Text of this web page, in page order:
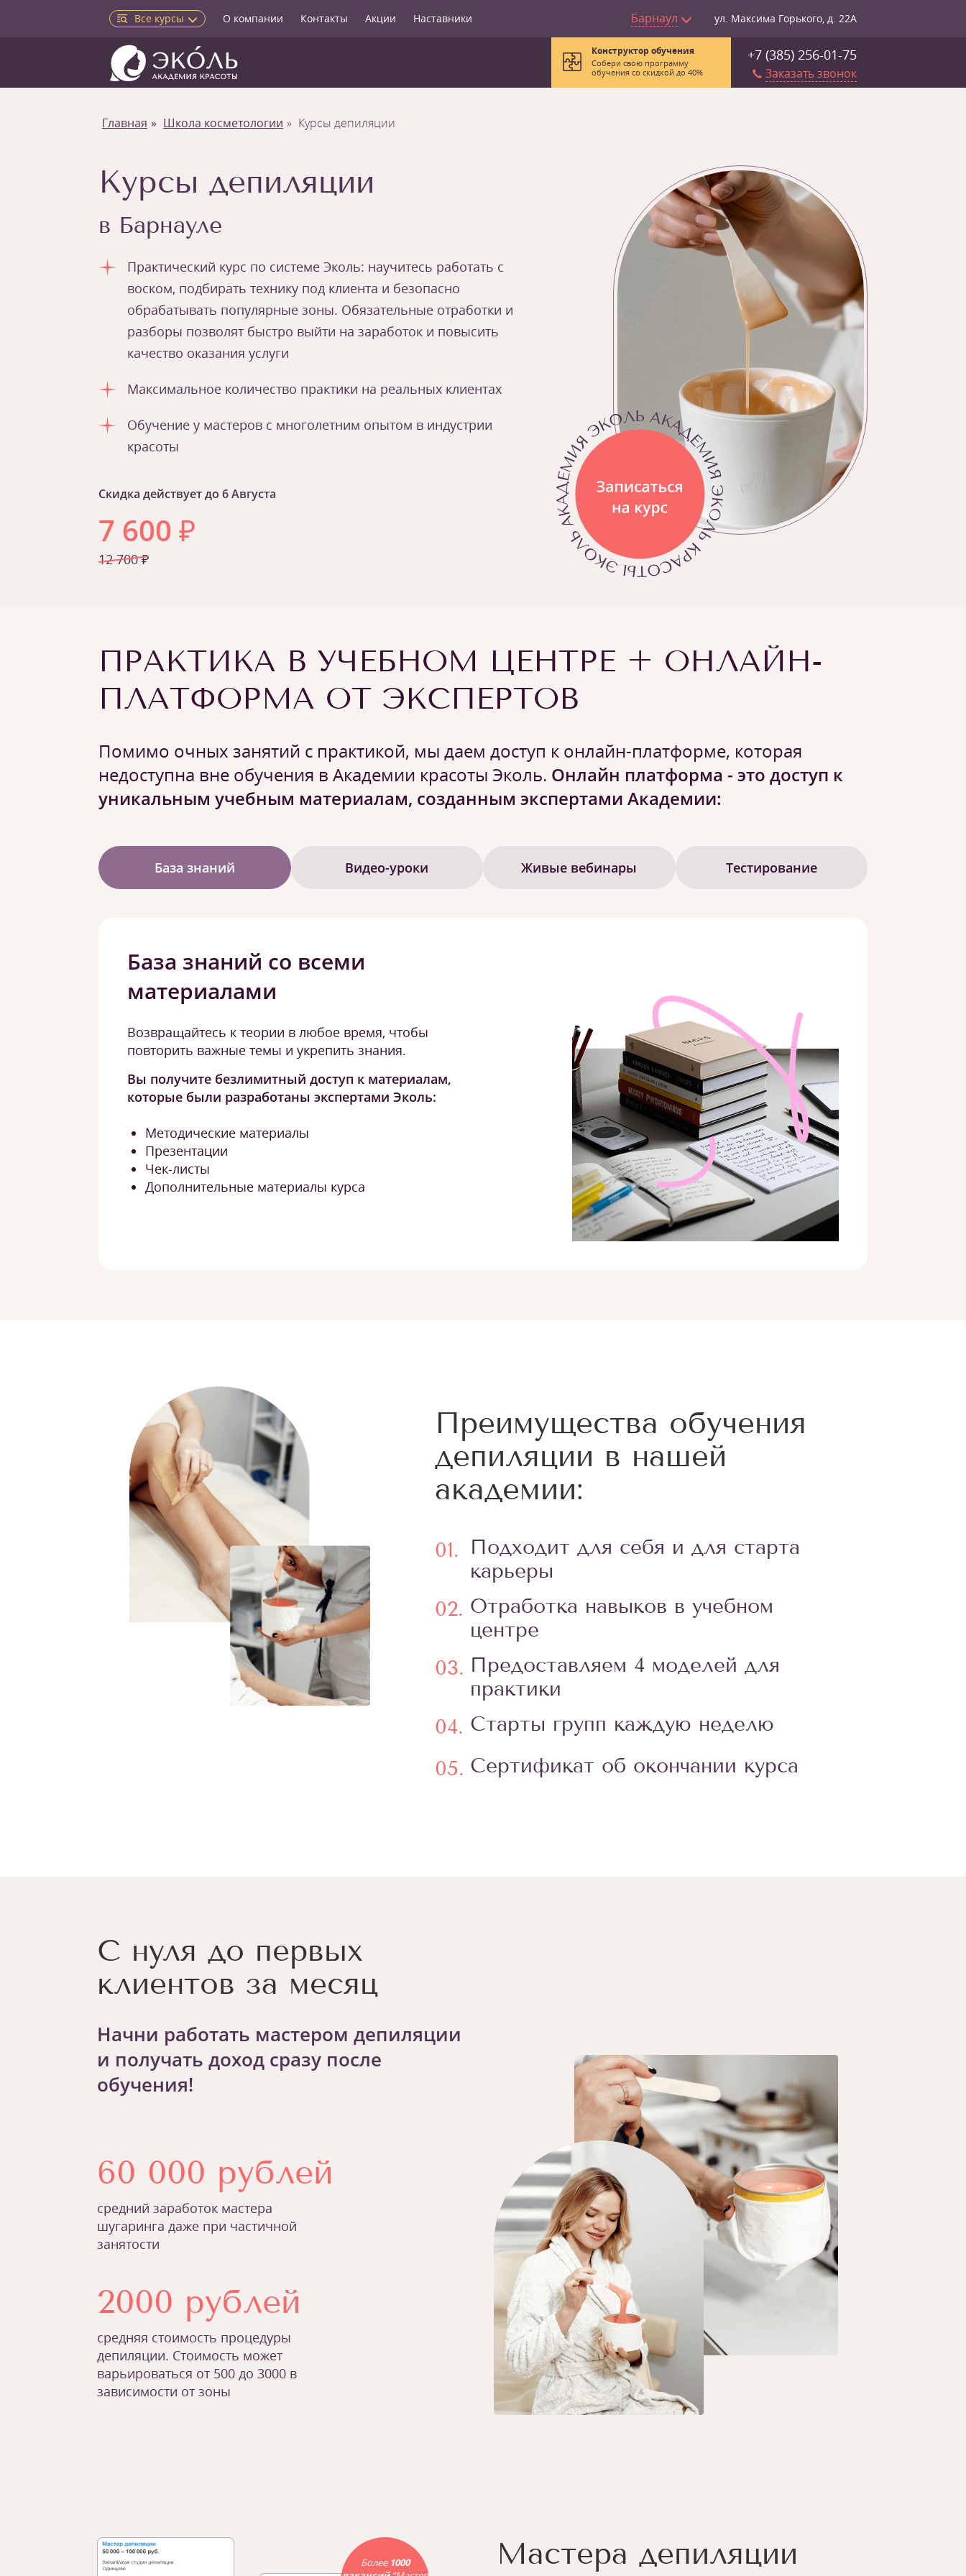
Все курсы О компании Контакты Акции Наставники Барнаул ул. Максима Горького, д. 22А
+7 (385) 256-01-75
Заказать звонок
Конструктор обучения
Собери свою программу
обучения со скидкой до 40%
Главная Школа косметологии Курсы депиляции
Курсы депиляции
в Барнауле
Практический курс по системе Эколь: научитесь работать с
воском, подбирать технику под клиента и безопасно
обрабатывать популярные зоны. Обязательные отработки и
разборы позволят быстро выйти на заработок и повысить
качество оказания услуги
Максимальное количество практики на реальных клиентах
Обучение у мастеров с многолетним опытом в индустрии
красоты
Скидка действует до 6 Августа
7 600 ₽
12 700 ₽
ПРАКТИКА В УЧЕБНОМ ЦЕНТРЕ + ОНЛАЙН-
ПЛАТФОРМА ОТ ЭКСПЕРТОВ
Помимо очных занятий с практикой, мы даем доступ к онлайн-платформе, которая
недоступна вне обучения в Академии красоты Эколь. Онлайн платформа - это доступ к
уникальным учебным материалам, созданным экспертами Академии:
База знаний Видео-уроки Живые вебинары Тестирование
База знаний со всеми
материалами
Возвращайтесь к теории в любое время, чтобы
повторить важные темы и укрепить знания.
Вы получите безлимитный доступ к материалам,
которые были разработаны экспертами Эколь:
Методические материалы
Презентации
Чек-листы
Дополнительные материалы курса
Преимущества обучения
депиляции в нашей
академии:
01.
Подходит для себя и для старта
карьеры
02. Отработка навыков в учебном
центре
03. Предоставляем 4 моделей для
практики
04. Старты групп каждую неделю
05. Сертификат об окончании курса
С нуля до первых
клиентов за месяц
Начни работать мастером депиляции
и получать доход сразу после
обучения!
60 000 рублей
средний заработок мастера
шугаринга даже при частичной
занятости
2000 рублей
средняя стоимость процедуры
депиляции. Стоимость может
варьироваться от 500 до 3000 в
зависимости от зоны
Более 1000
Мастера депиляции